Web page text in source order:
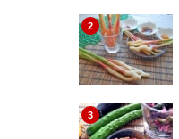
2
3